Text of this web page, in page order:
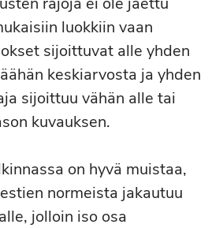
luokkiin vaan
sijoittuvat alle yhden
keskiarvosta ja yhden
sijoittuu vähän alle tai
kuvauksen.
on hyvä muistaa,
normeista jakautuu
jolloin iso osa